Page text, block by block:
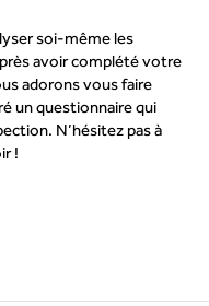
soi-même les
avoir complété votre
adorons vous faire
un questionnaire qui
N’hésitez pas à
!